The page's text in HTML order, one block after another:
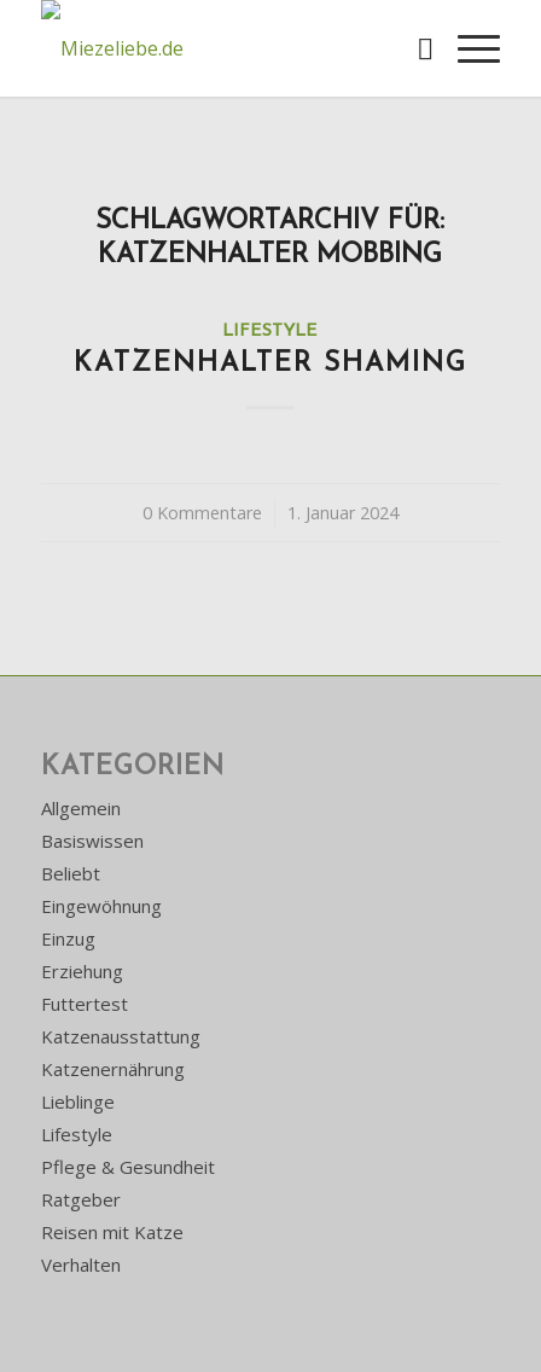
SCHLAGWORTARCHIV FÜR:
KATZENHALTER MOBBING
LIFESTYLE
KATZENHALTER SHAMING
0 Kommentare
/ 1. Januar 2024
KATEGORIEN
Allgemein
Basiswissen
Beliebt
Eingewöhnung
Einzug
Erziehung
Futtertest
Katzenausstattung
Katzenernährung
Lieblinge
Lifestyle
Pflege & Gesundheit
Ratgeber
Reisen mit Katze
Verhalten